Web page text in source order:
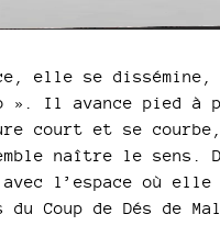
elle se
». Il avance pied à
court et se
naître le sens.
l’espace où
Coup de Dés de